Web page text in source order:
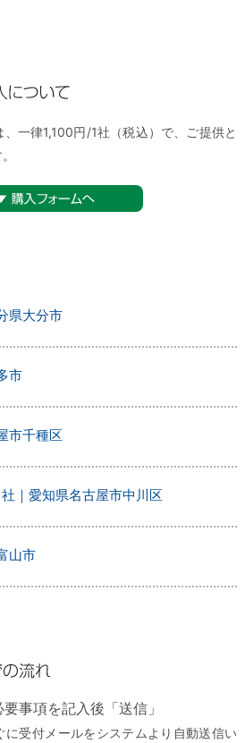
一律1,100円/1社（税込）で、ご提供と
県大分市
市
市千種区
｜愛知県名古屋市中川区
山市
事項を記入後「送信」
受付メールをシステムより自動送信い